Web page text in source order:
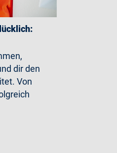
dir den
Von